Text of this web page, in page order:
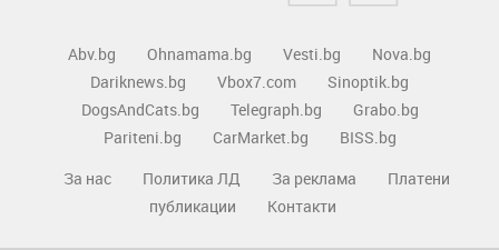
Abv.bg Ohnamama.bg Vesti.bg
Nova.bg
Dariknews.bg
Vbox7.com
Sinoptik.bg
DogsAndCats.bg
Telegraph.bg
Grabo.bg
Pariteni.bg
CarMarket.bg
BISS.bg
За нас
Политика ЛД За реклама
Платени
публикации
Контакти